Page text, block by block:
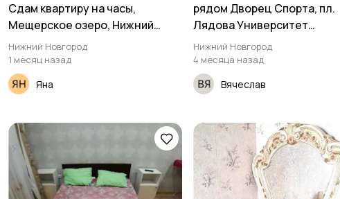
Сдам квартиру на часы,
Мещерское озеро, Нижний
Мещерский бульвар 5а
Нижний Новгород
1 месяц назад
Яна
рядом Дворец Спорта, пл.
Лядова Университет
Лобачевского
Нижний Новгород
4 месяца назад
Вячеслав